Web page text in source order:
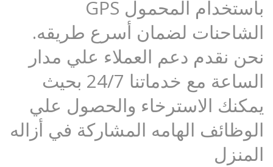
باستخدام المحمول GPS
الشاحنات لضمان أسرع طريقه.
نحن نقدم دعم العملاء علي مدار
الساعة مع خدماتنا 24/7 بحيث
يمكنك الاسترخاء والحصول علي
الوظائف الهامه المشاركة في أزاله
المنزل